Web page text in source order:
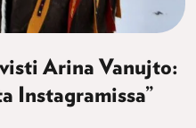
Arina Vanujto:
Instagramissa”